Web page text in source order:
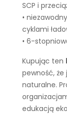
SCP i
•
cyklami
• 6-
Kupując ten
pewność, że
naturalne.
edukacją